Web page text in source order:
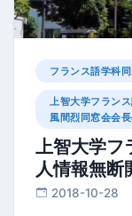
フランス語学科
上智大学フラン
風間烈同窓会会長
上智大学フ
人情報無断
2018-10-28